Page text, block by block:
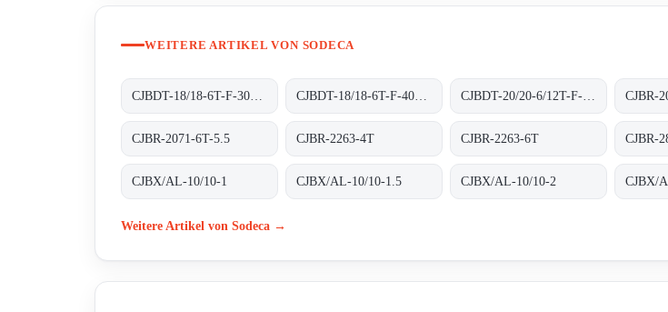
WEITERE ARTIKEL VON SODECA
CJBR-
CJBR-2071-6T-5.5 CJBR-2263-4T CJBR-2263-6T CJBR-
CJBX/AL-10/10-1 CJBX/AL-10/10-1.5 CJBX/AL-10/10-2 CJBX/
Weitere Artikel von Sodeca →